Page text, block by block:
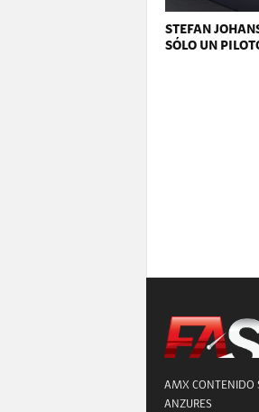
STEFAN
SÓLO UN
AMX CONTENIDO
ANZURES